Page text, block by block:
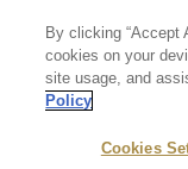
写真集
医学・福祉
By clicking “Accept
cookies on your
site usage, and
Policy
Cookies